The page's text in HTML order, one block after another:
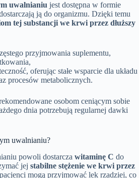
uwalnianiu jest dostępna w formie
ją do organizmu. Dzięki temu
tej substancji we krwi przez dłuższy
przyjmowania suplementu,
oferując stałe wsparcie dla układu
procesów metabolicznych.
osobom ceniącym sobie
dnia potrzebują regularnej dawki
uwalnianiu?
powoli dostarcza witaminę C do
jej stabilne stężenie we krwi przez
mogą przyjmować lek rzadziej, co